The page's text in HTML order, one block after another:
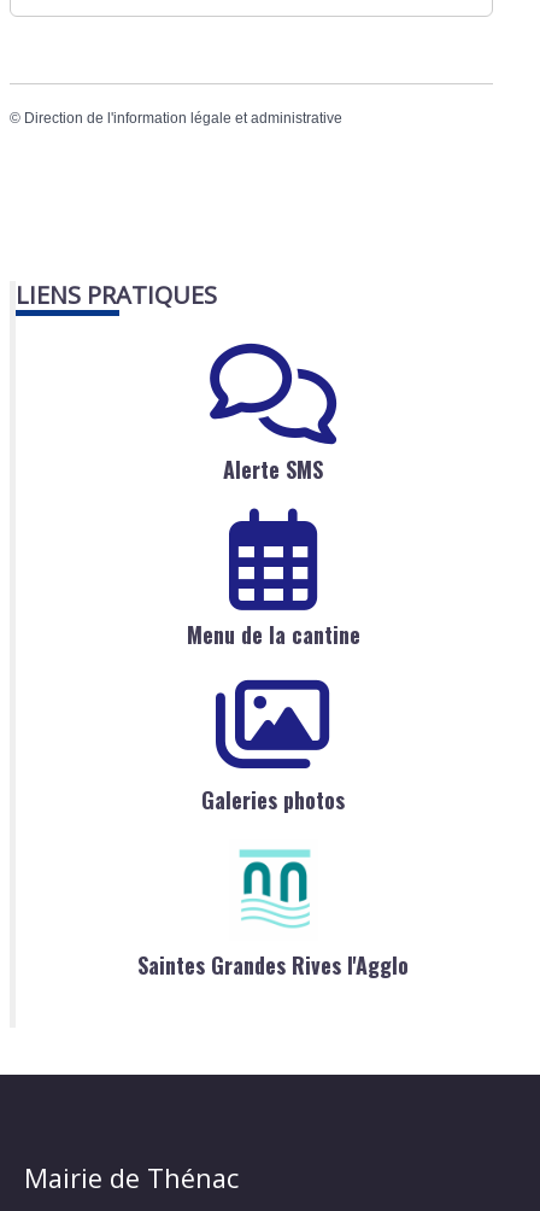
© Direction de l'information légale et administrative
LIENS PRATIQUES
Alerte SMS
Menu de la cantine
Galeries photos
Saintes Grandes Rives l'Agglo
Mairie de Thénac